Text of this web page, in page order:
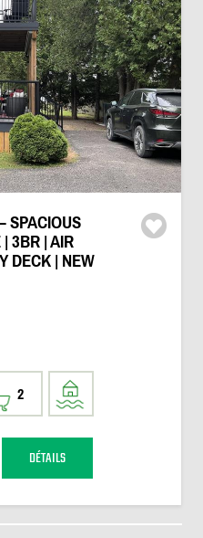
SPACIOUS
3BR | AIR
DECK | NEW
2
DÉTAILS